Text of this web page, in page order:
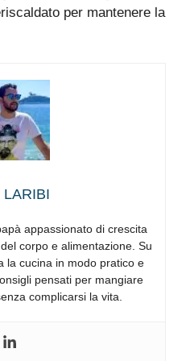
per mantenere la
LARIBI
appassionato di crescita
corpo e alimentazione. Su
la cucina in modo pratico e
pensati per mangiare
complicarsi la vita.